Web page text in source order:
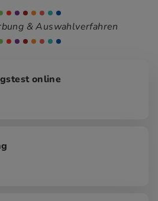
& Auswahlverfahren
online